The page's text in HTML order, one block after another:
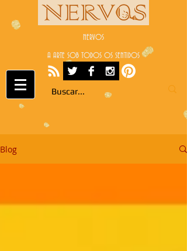
NERVOS
A ARTE SOB TODOS OS SENTIDOS
Blog